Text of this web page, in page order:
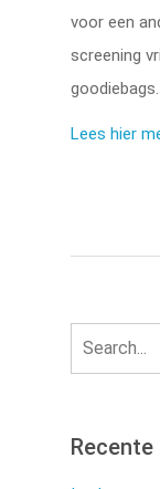
voor een
screening
goodiebags.
Lees hier